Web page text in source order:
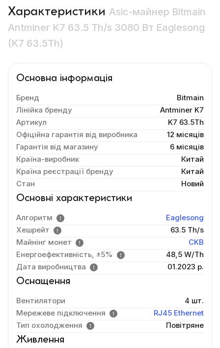
Характеристики Asic-майнер Bitmain
Antminer K7 63.5 Th/s 3080 Вт Eaglesong
(K7 63.5Th)
Основна інформація
Бренд
Bitmain
Лінійка бренду
Antminer K7
Артикул
K7 63.5Th
Офіційна гарантія від виробника
12 місяців
Гарантія від магазину
6 місяців
Країна-виробник
Китай
Країна реєстрації бренду
Китай
Стан
Новий
Основні характеристики
Алгоритм
Eaglesong
Хешрейт
63.5 Th/s
Майнінг монет
CKB
Енергоефективність, ±5%
48,5 W/Th
Дата виробництва
01.2023 р.
Оснащення
Вентилятори
4 шт.
Мережеве підключення
RJ45 Ethernet
Тип охолодження
Повітряне
Живлення